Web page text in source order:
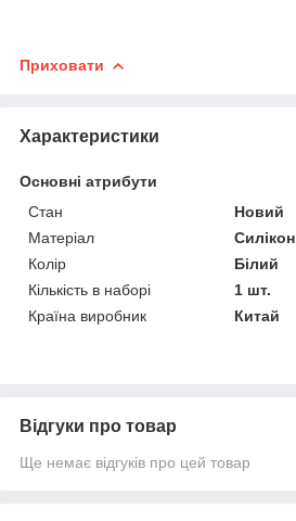
Приховати
Характеристики
Основні атрибути
Стан
Новий
Матеріал
Силікон
Колір
Білий
Кількість в наборі
1 шт.
Країна виробник
Китай
Відгуки про товар
Ще немає відгуків про цей товар